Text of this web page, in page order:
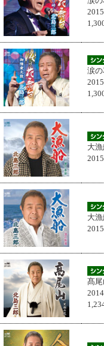
涙
大
大
髙